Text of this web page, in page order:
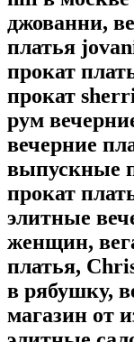
джованни,
платья
прокат
прокат
рум
вечерние
выпускные
прокат
элитные
женщин,
платья,
в рябушку,
магазин от